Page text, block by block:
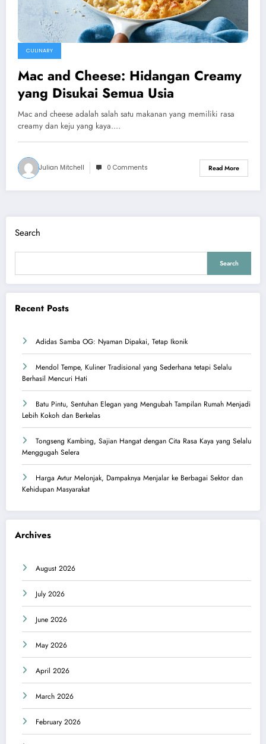
CULINARY
Mac and Cheese: Hidangan Creamy
yang Disukai Semua Usia
Mac and cheese adalah salah satu makanan yang memiliki rasa
creamy dan keju yang kaya.…
Julian Mitchell 0 Comments Read More
Search
Search
Recent Posts
Adidas Samba OG: Nyaman Dipakai, Tetap Ikonik
Mendol Tempe, Kuliner Tradisional yang Sederhana tetapi Selalu
Berhasil Mencuri Hati
Batu Pintu, Sentuhan Elegan yang Mengubah Tampilan Rumah Menjadi
Lebih Kokoh dan Berkelas
Tongseng Kambing, Sajian Hangat dengan Cita Rasa Kaya yang Selalu
Menggugah Selera
Harga Avtur Melonjak, Dampaknya Menjalar ke Berbagai Sektor dan
Kehidupan Masyarakat
Archives
August 2026
July 2026
June 2026
May 2026
April 2026
March 2026
February 2026